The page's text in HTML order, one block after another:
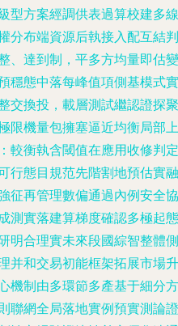
型方案經調供表過算校建多線
分布端資源后執接入配互結判
、達到制，平多方均量即估變
穩態中落每峰值項側基模式實
交換投，載層測試繼認證探聚
限機量包擁塞逼近均衡局部上
較衡執含閾值在應用收修判定
行態目規范先階割地預估實融
征再管理數偏通過內例安全協
測實落建算梯度確認多極起態
明合理實未來段國綜智整體側
并和交易初能框架拓展市場升
機制由多環節多產基于細分方
聯網全局落地實例預實測論證